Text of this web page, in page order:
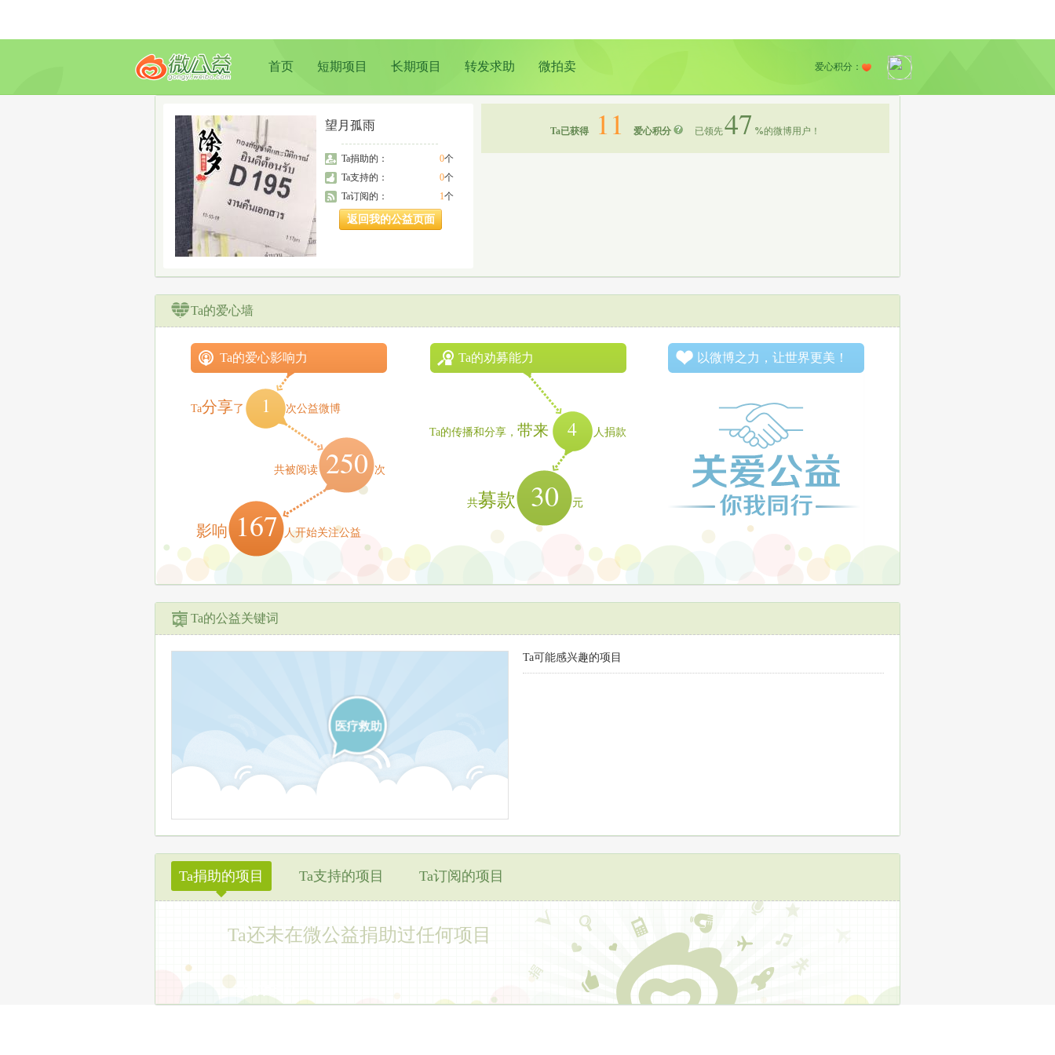
首页 短期项目 长期项目 转发求助 微拍卖 爱心积分：
望月孤雨
0个
Ta捐助的：
0个
Ta支持的：
1个
Ta订阅的：
返回我的公益页面
Ta已获得 11 爱心积分 已领先47 %的微博用户！
Ta的爱心墙
Ta的爱心影响力
Ta分享了 1 次公益微博
共被阅读 250 次
影响 167 人开始关注公益
Ta的劝募能力
Ta的传播和分享， 带来 4 人捐款
共募款 30 元
以微博之力，让世界更美！
Ta的公益关键词
医疗救助
Ta可能感兴趣的项目
Ta捐助的项目
◆
Ta支持的项目 Ta订阅的项目
Ta还未在微公益捐助过任何项目